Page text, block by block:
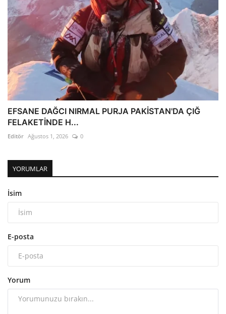
EFSANE DAĞCI NIRMAL PURJA PAKİSTAN'DA ÇIĞ
FELAKETİNDE H...
Editör Ağustos 1, 2026 0
YORUMLAR
İsim
E-posta
Yorum